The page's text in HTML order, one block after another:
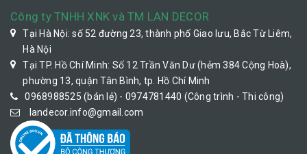
Công ty TNHH XNK và TM LAN DECOR
Tại Hà Nội: số 52 đường 23, thành phố Giao lưu, Bắc Từ Liêm,
Hà Nội
Tại TP. Hồ Chí Minh: Số 12 Trần Văn Dư (hẻm 384 Cộng Hoà),
phường 13, quận Tân Bình, tp. Hồ Chí Minh
0968988525 (bán lẻ) - 0974781440 (Công trình - Thi công)
landecor.info@gmail.com